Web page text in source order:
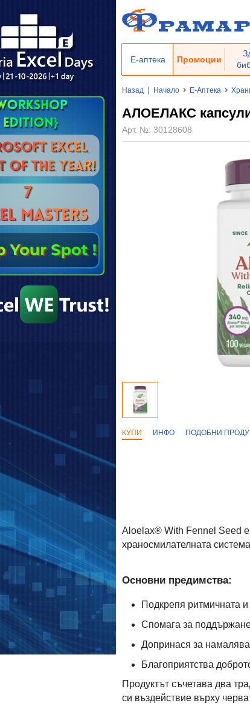
Е-аптека Промоции
Назад | Начало Е-Аптека
АЛОЕЛАКС капсули
Арт. №: 30128608
КУПИ ИНФО ПОДОБНИ
Aloelax® With Fennel Seed
храносмилателната
Основни предимства:
Подкрепя ритмичната
Спомага за
Допринася за
Благоприятства
Продуктът съчетава два
си въздействие върху